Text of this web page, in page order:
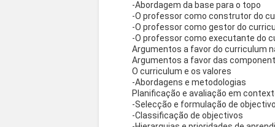
-Abordagem da base para o topo
-O professor como construtor do
-O professor como gestor do
-O professor como executante do
Argumentos a favor do curriculum
Argumentos a favor das
O curriculum e os valores
-Abordagens e metodologias
Planificação e avaliação em
-Selecção e formulação de
-Classificação de objectivos